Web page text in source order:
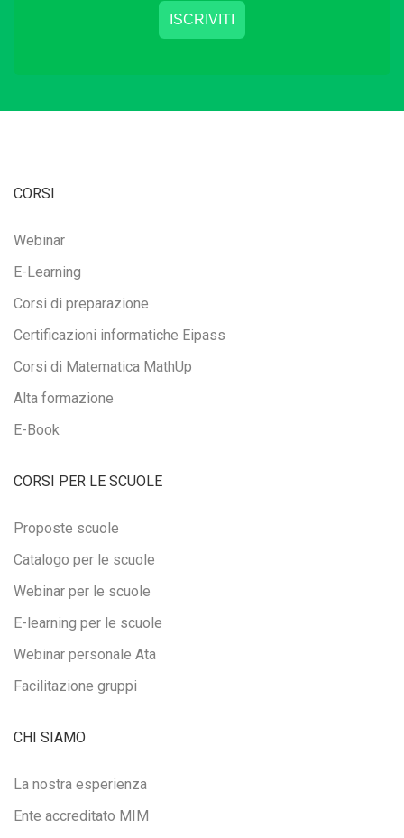
CORSI
Webinar
E-Learning
Corsi di preparazione
Certificazioni informatiche Eipass
Corsi di Matematica MathUp
Alta formazione
E-Book
CORSI PER LE SCUOLE
Proposte scuole
Catalogo per le scuole
Webinar per le scuole
E-learning per le scuole
Webinar personale Ata
Facilitazione gruppi
CHI SIAMO
La nostra esperienza
Ente accreditato MIM